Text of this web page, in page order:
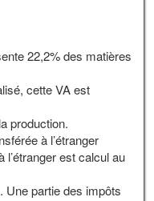
22,2% des matières
cette VA est
production.
à l’étranger
l’étranger est calcul au
Une partie des impôts